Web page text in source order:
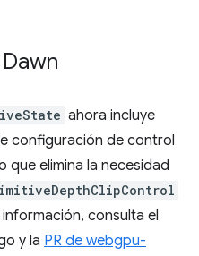
ahora incluye
configuración de control
elimina la necesidad
consulta el
y la PR de webgpu-